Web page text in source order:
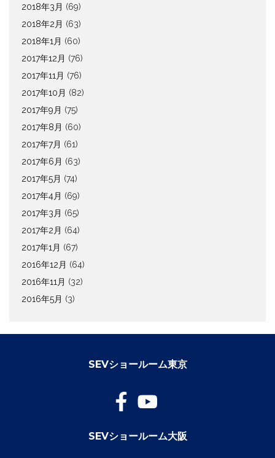
2018年3月 (69)
2018年2月 (63)
2018年1月 (60)
2017年12月 (76)
2017年11月 (76)
2017年10月 (82)
2017年9月 (75)
2017年8月 (60)
2017年7月 (61)
2017年6月 (63)
2017年5月 (74)
2017年4月 (69)
2017年3月 (65)
2017年2月 (64)
2017年1月 (67)
2016年12月 (64)
2016年11月 (32)
2016年5月 (3)
SEVショールーム東京
SEVショールーム大阪